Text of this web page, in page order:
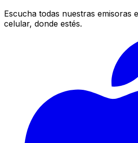
Escucha todas nuestras emisoras
celular, donde estés.